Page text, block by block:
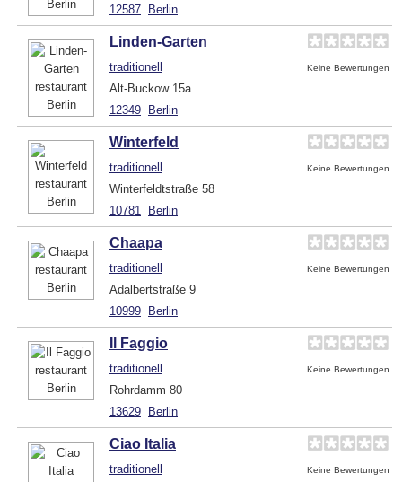
12587 Berlin
Linden-Garten
traditionell Keine Bewertungen
Alt-Buckow 15a
12349 Berlin
Winterfeld
traditionell Keine Bewertungen
Winterfeldtstraße 58
10781
Berlin
Chaapa
traditionell Keine Bewertungen
Adalbertstraße 9
10999 Berlin
Il Faggio
traditionell Keine Bewertungen
Rohrdamm 80
13629 Berlin
Ciao Italia
traditionell Keine Bewertungen